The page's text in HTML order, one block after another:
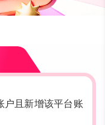
户且新增该平台账